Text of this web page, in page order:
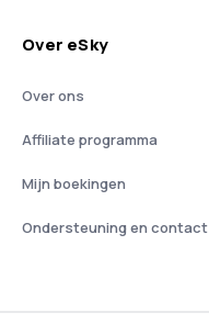
Over eSky
Over ons
Affiliate programma
Mijn boekingen
Ondersteuning en contact